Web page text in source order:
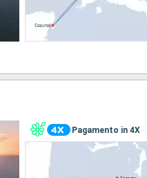
Pagamento in 4X